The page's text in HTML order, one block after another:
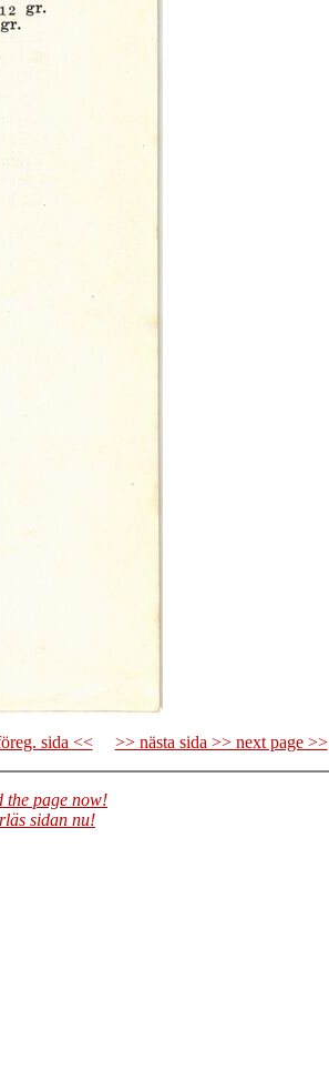
sida << >> nästa sida >> next page >>
the page now!
sidan nu!